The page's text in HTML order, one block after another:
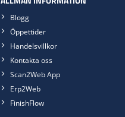
Blogg
Öppettider
Handelsvillkor
Kontakta oss
Scan2Web App
Erp2Web
FinishFlow